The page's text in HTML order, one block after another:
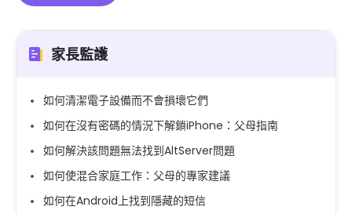
家長監護
如何清潔電子設備而不會損壞它們
如何在沒有密碼的情況下解鎖iPhone：父母指南
如何解決該問題無法找到AltServer問題
如何使混合家庭工作：父母的專家建議
如何在Android上找到隱藏的短信